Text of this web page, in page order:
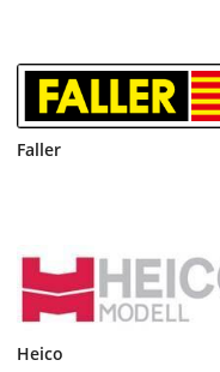
Faller
Heico